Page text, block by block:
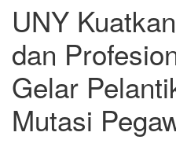
UNY
dan
Gelar
Mutasi